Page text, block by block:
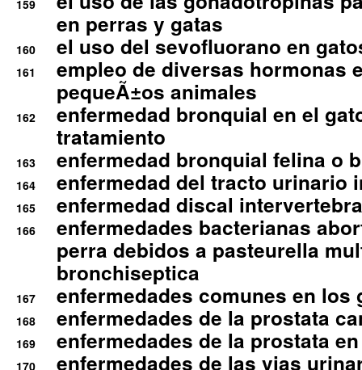
159
en perras y gatas
160 el uso del sevofluorano en
161
empleo de diversas hormonas
pequeÃ±os animales
162
enfermedad bronquial en el
tratamiento
163 enfermedad bronquial felina o
164 enfermedad del tracto urinario
165 enfermedad discal
166
enfermedades bacterianas
perra debidos a pasteurella
bronchiseptica
167 enfermedades comunes en los
168 enfermedades de la prostata
169 enfermedades de la prostata
170 enfermedades de las vias